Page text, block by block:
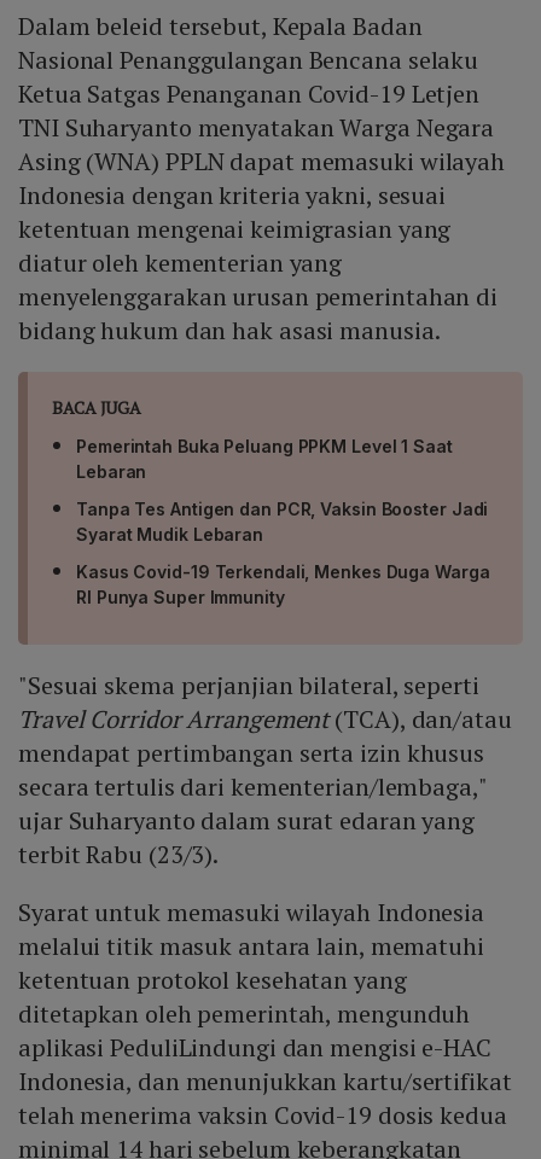
Dalam beleid tersebut, Kepala Badan
Nasional Penanggulangan Bencana selaku
Ketua Satgas Penanganan Covid-19 Letjen
TNI Suharyanto menyatakan Warga Negara
Asing (WNA) PPLN dapat memasuki wilayah
Indonesia dengan kriteria yakni, sesuai
ketentuan mengenai keimigrasian yang
diatur oleh kementerian yang
menyelenggarakan urusan pemerintahan di
bidang hukum dan hak asasi manusia.
BACA JUGA
Pemerintah Buka Peluang PPKM Level 1 Saat
Lebaran
Tanpa Tes Antigen dan PCR, Vaksin Booster Jadi
Syarat Mudik Lebaran
Kasus Covid-19 Terkendali, Menkes Duga Warga
RI Punya Super Immunity
"Sesuai skema perjanjian bilateral, seperti
Travel Corridor Arrangement(TCA), dan/atau
mendapat pertimbangan serta izin khusus
secara tertulis dari kementerian/lembaga,"
ujar Suharyanto dalam surat edaran yang
terbit Rabu (23/3).
Syarat untuk memasuki wilayah Indonesia
melalui titik masuk antara lain, mematuhi
ketentuan protokol kesehatan yang
ditetapkan oleh pemerintah, mengunduh
aplikasi PeduliLindungi dan mengisi e-HAC
Indonesia, dan menunjukkan kartu/sertifikat
telah menerima vaksin Covid-19 dosis kedua
minimal 14 hari sebelum keberangkatan